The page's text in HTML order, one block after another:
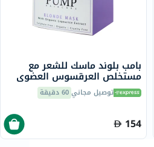
بامب بلوند ماسك للشعر مع
مستخلص العرقسوس العضوي
250 مل توصيل مجاني 60 دقيقة
154